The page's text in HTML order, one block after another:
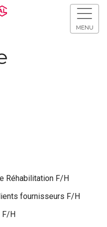
MENU
Réhabilitation F/H
fournisseurs F/H
F/H